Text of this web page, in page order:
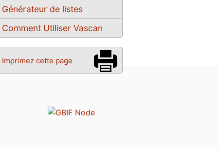
Générateur de listes
Comment Utiliser Vascan
Imprimez cette page